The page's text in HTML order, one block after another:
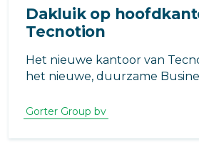
Dakluik op
Tecnotion
Het nieuwe kantoor van
het nieuwe, duurzame
Gorter Group bv